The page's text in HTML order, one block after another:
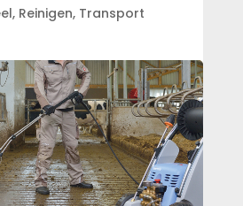
, Reinigen, Transport